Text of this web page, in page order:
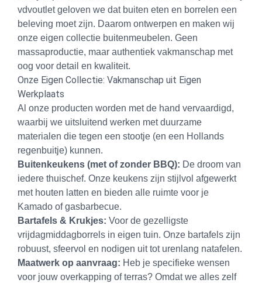
vdvoutlet geloven we dat buiten eten en borrelen een
beleving moet zijn. Daarom ontwerpen en maken wij
onze eigen collectie buitenmeubelen. Geen
massaproductie, maar authentiek vakmanschap met
oog voor detail en kwaliteit.
Onze Eigen Collectie: Vakmanschap uit Eigen
Werkplaats
Al onze producten worden met de hand vervaardigd,
waarbij we uitsluitend werken met duurzame
materialen die tegen een stootje (en een Hollands
regenbuitje) kunnen.
Buitenkeukens (met of zonder BBQ): De droom van
iedere thuischef. Onze keukens zijn stijlvol afgewerkt
met houten latten en bieden alle ruimte voor je
Kamado of gasbarbecue.
Bartafels & Krukjes: Voor de gezelligste
vrijdagmiddagborrels in eigen tuin. Onze bartafels zijn
robuust, sfeervol en nodigen uit tot urenlang natafelen.
Maatwerk op aanvraag: Heb je specifieke wensen
voor jouw overkapping of terras? Omdat we alles zelf